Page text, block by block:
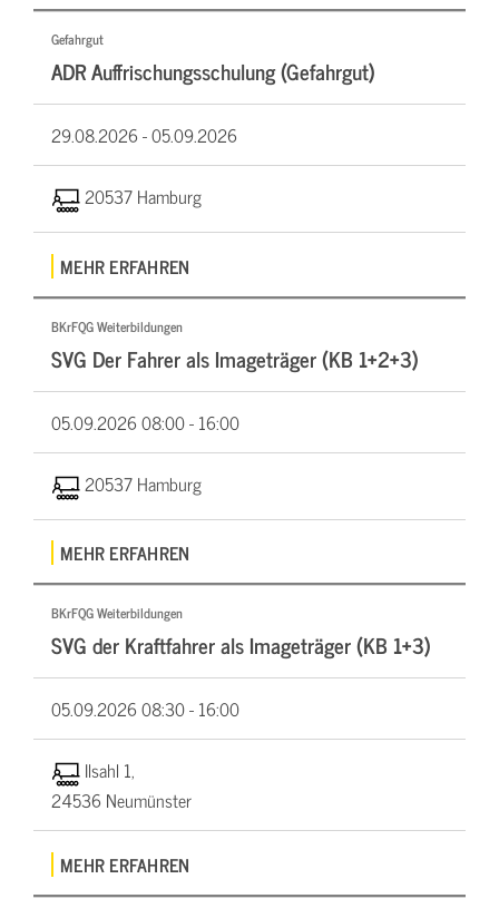
Gefahrgut
ADR Auffrischungsschulung (Gefahrgut)
29.08.2026 -05.09.2026
20537 Hamburg
MEHR ERFAHREN
BKrFQG Weiterbildungen
SVG Der Fahrer als Imageträger (KB 1+2+3)
05.09.202608:00 - 16:00
20537 Hamburg
MEHR ERFAHREN
BKrFQG Weiterbildungen
SVG der Kraftfahrer als Imageträger (KB 1+3)
05.09.202608:30 - 16:00
Ilsahl 1,
24536 Neumünster
MEHR ERFAHREN